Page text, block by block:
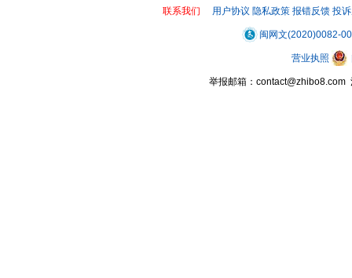
联系我们 用户协议 隐私政策 报错反馈 投
闽网文(2020)0082-
营业执照
举报邮箱：